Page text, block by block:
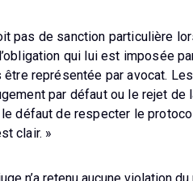
pas de sanction particulière
qui lui est imposée
représentée par avocat.
par défaut ou le rejet de
défaut de respecter le
clair. »